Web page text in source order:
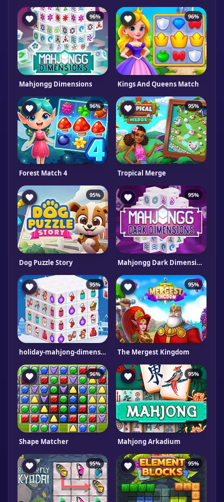
96%
Mahjongg Dimensions
96%
Kings And Queens Match
96%
Forest Match 4
95%
Tropical Merge
95%
Dog Puzzle Story
95%
Mahjongg Dark Dimensions Triple Time
95%
holiday-mahjong-dimensions
95%
The Mergest Kingdom
96%
Shape Matcher
95%
Mahjong Arkadium
95% 95%